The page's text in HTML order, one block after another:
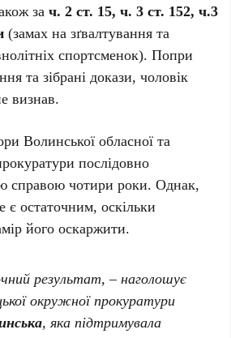
зач. 2 ст. 15, ч. 3 ст. 152, ч.3
(замах на зґвалтування та
спортсменок). Попри
та зібрані докази, чоловік
визнав.
Волинської обласної та
послідовно
справою чотири роки. Однак,
остаточним, оскільки
його оскаржити.
результат, – наголошує
окружної прокуратури
, яка підтримувала